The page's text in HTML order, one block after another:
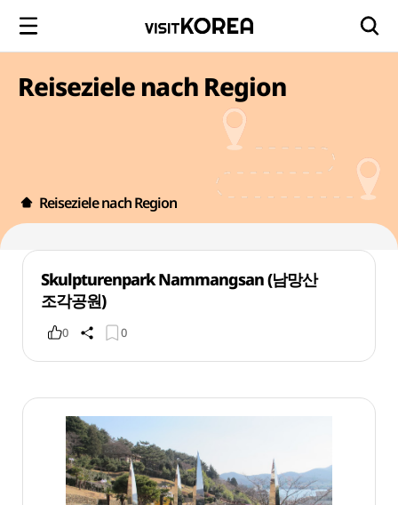
Reiseziele nach Region
Reiseziele nach Region
Skulpturenpark Nammangsan (남망산
조각공원)
0 0